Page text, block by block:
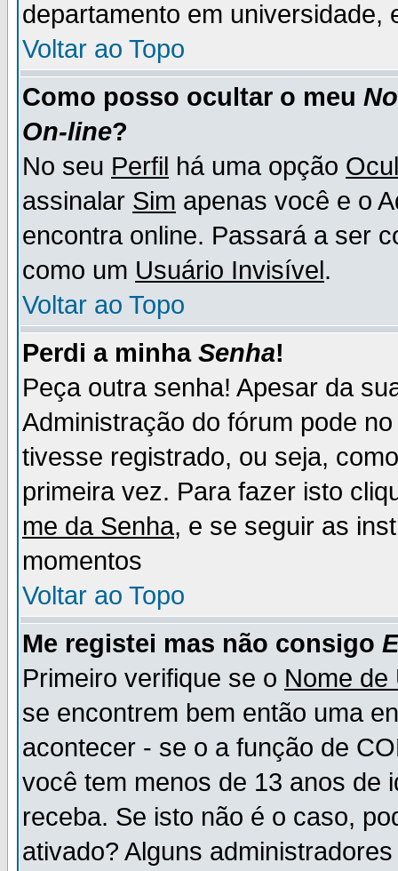
departamento em universidade,
Voltar ao Topo
Como posso ocultar o meu
On-line?
No seu Perfil há uma opção
assinalar Sim apenas você e o
encontra online. Passará a ser
como um Usuário Invisível.
Voltar ao Topo
Perdi a minha Senha!
Peça outra senha! Apesar da
Administração do fórum pode
tivesse registrado, ou seja,
primeira vez. Para fazer isto
me da Senha, e se seguir as
momentos
Voltar ao Topo
Me registei mas não consigo
Primeiro verifique se o Nome de
se encontrem bem então uma
acontecer - se o a função de
você tem menos de 13 anos de
receba. Se isto não é o caso,
ativado? Alguns